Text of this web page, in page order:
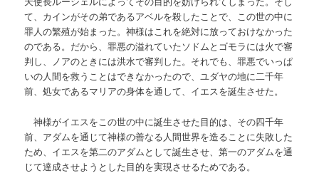
て、カインがその弟であるアベルを殺したことで、この世の中に
罪人の繁殖が始まった。神様はこれを絶対に放っておけなかった
のである。だから、罪悪の溢れていたソドムとゴモラには火で審
判し、ノアのときには洪水で審判した。それでも、罪悪でいっぱ
いの人間を救うことはできなかったので、ユダヤの地に二千年
前、処女であるマリアの身体を通して、イエスを誕生させた。
神様がイエスをこの世の中に誕生させた目的は、その四千年
前、アダムを通じて神様の善なる人間世界を造ることに失敗した
ため、イエスを第二のアダムとして誕生させ、第一のアダムを通
じて達成させようとした目的を実現させるためである。